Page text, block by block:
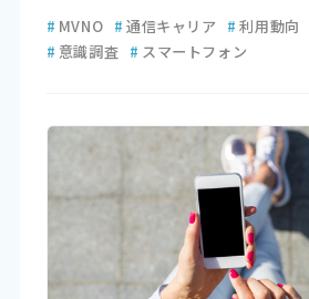
# MVNO # 通信キャリア # 利用動向
# 意識調査 # スマートフォン